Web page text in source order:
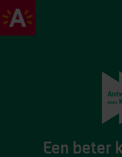
Een beter